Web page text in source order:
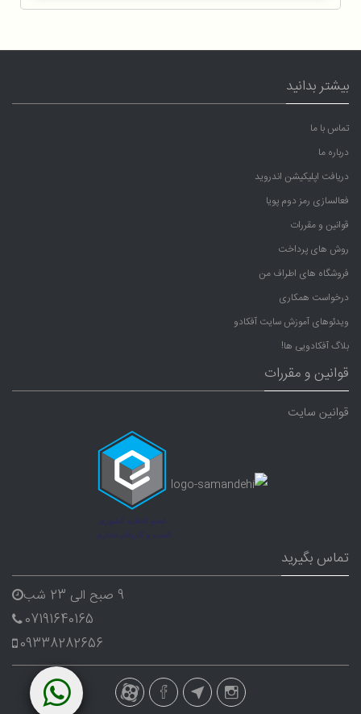
بیشتر بدانید
تماس با ما
درباره ما
دریافت اپلیکیشن اندروید
فعالسازی رمز دوم پویا
قوانین و مقررات
روش های پرداخت
فروشگاه های اطراف من
درخواست همکاری
ویدئوهای آموزش سایت آفکادو
بلاگ آفکادویی ها!
قوانین و مقررات
قوانین سایت
تماس بگیرید
9 صبح الی 23 شب
07191640165
09338282656